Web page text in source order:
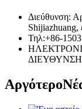
Διεύθυνση:
Shijiazhuang,
Τηλ:+86-
Αργότερο